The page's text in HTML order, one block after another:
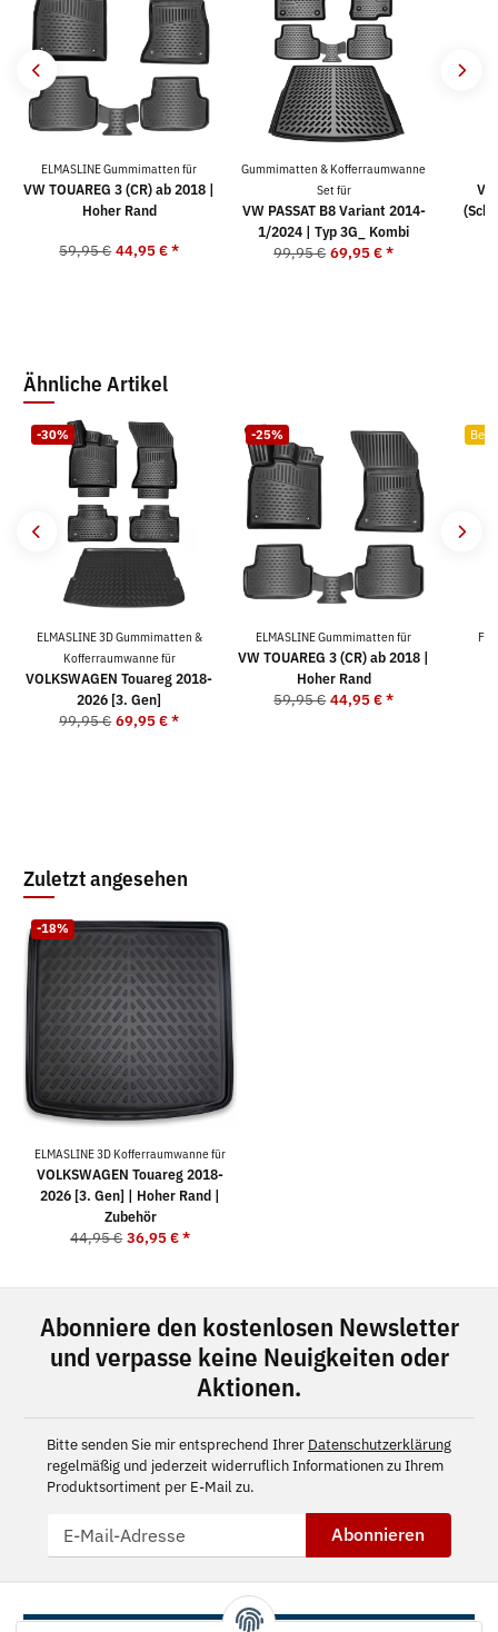
ELMASLINE Gummimatten für
VW TOUAREG 3 (CR) ab 2018 |
Hoher Rand
59,95 € 44,95 €*
Gummimatten & Kofferraumwanne
Set für
VW PASSAT B8 Variant 2014-
1/2024 | Typ 3G_ Kombi
99,95 € 69,95 €*
Ähnliche Artikel
-30%
ELMASLINE 3D Gummimatten &
Kofferraumwanne für
VOLKSWAGEN Touareg 2018-
2026 [3. Gen]
99,95 € 69,95 €*
-25%
ELMASLINE Gummimatten für
VW TOUAREG 3 (CR) ab 2018 |
Hoher Rand
59,95 € 44,95 €*
Zuletzt angesehen
-18%
ELMASLINE 3D Kofferraumwanne für
VOLKSWAGEN Touareg 2018-
2026 [3. Gen] | Hoher Rand |
Zubehör
44,95 € 36,95 €*
Abonniere den kostenlosen Newsletter
und verpasse keine Neuigkeiten oder
Aktionen.
Bitte senden Sie mir entsprechend Ihrer Datenschutzerklärung
regelmäßig und jederzeit widerruflich Informationen zu Ihrem
Produktsortiment per E-Mail zu.
Abonnieren